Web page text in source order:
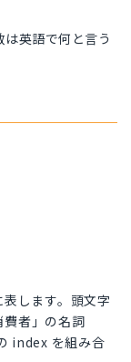
英語で何と言う
します。頭文字
費者」の名詞
index を組み合